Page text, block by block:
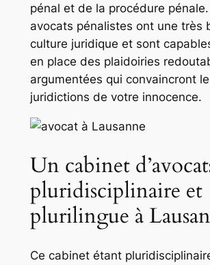
pénal et de la procédure pénale.
avocats pénalistes ont une très
culture juridique et sont
en place des plaidoiries
argumentées qui convaincront
juridictions de votre innocence.
Un cabinet
pluridisciplinaire et
plurilingue à
Ce cabinet étant